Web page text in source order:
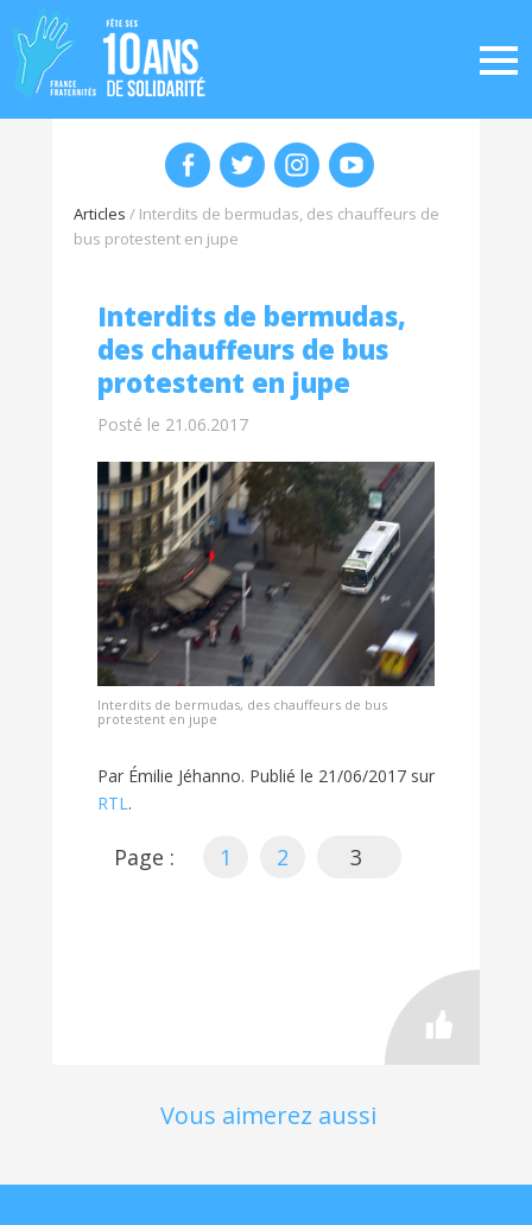
Articles / Interdits de bermudas, des chauffeurs de
bus protestent en jupe
Interdits de bermudas,
des chauffeurs de bus
protestent en jupe
Posté le 21.06.2017
Interdits de bermudas, des chauffeurs de bus
protestent en jupe
Par Émilie Jéhanno. Publié le 21/06/2017 sur
RTL.
Page : 1 2 3
Vous aimerez aussi